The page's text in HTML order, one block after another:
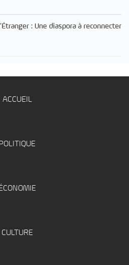
: Une diaspora à reconnecter
ACCUEIL
CULTURE